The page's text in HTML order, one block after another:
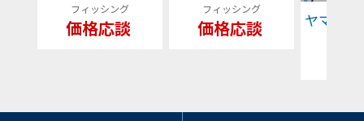
フィッシング
価格応談
フィッシング
価格応談 ヤマハ